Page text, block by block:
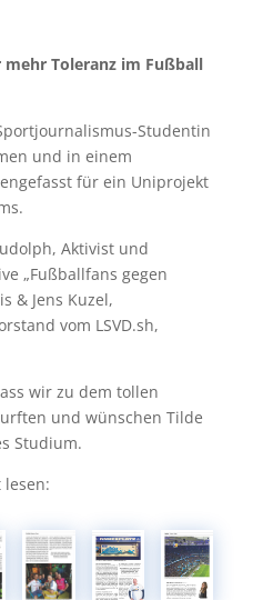
Toleranz im Fußball
Studentin
und in einem
für ein Uniprojekt
Aktivist und
„Fußballfans gegen
& Jens Kuzel,
vom LSVD.sh,
wir zu dem tollen
und wünschen Tilde
Studium.